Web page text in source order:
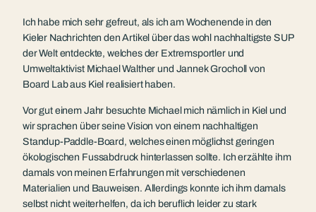
Ich habe mich sehr gefreut, als ich am Wochenende in den
Kieler Nachrichten den Artikel über das wohl nachhaltigste SUP
der Welt entdeckte, welches der Extremsportler und
Umweltaktivist Michael Walther und Jannek Grocholl von
Board Lab aus Kiel realisiert haben.
Vor gut einem Jahr besuchte Michael mich nämlich in Kiel und
wir sprachen über seine Vision von einem nachhaltigen
Standup-Paddle-Board, welches einen möglichst geringen
ökologischen Fussabdruck hinterlassen sollte. Ich erzählte ihm
damals von meinen Erfahrungen mit verschiedenen
Materialien und Bauweisen. Allerdings konnte ich ihm damals
selbst nicht weiterhelfen, da ich beruflich leider zu stark